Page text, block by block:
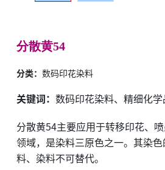
分散黄54
分类：数码印花染料
关键词：数码印花染料、精细化
分散黄54主要应用于转移印花、
领域，是染料三原色之一。其染
料、染料不可替代。